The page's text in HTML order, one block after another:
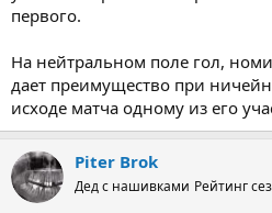
первого.
На нейтральном поле гол,
дает преимущество при
исходе матча одному из его
Piter Brok
Дед с нашивками Рейтинг